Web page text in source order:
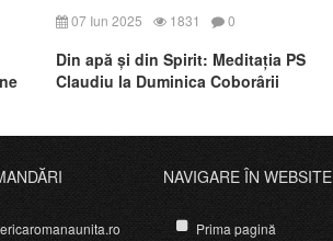
07 Iun 2025 1831 0
Din apă și din Spirit: Meditația PS
Claudiu la Duminica Coborârii
NAVIGARE ÎN WEBSITE
Prima pagină